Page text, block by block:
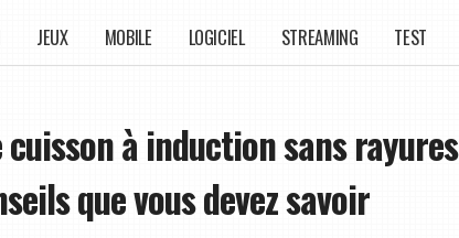
JEUX MOBILE LOGICIEL STREAMING TEST
à induction sans rayures
que vous devez savoir